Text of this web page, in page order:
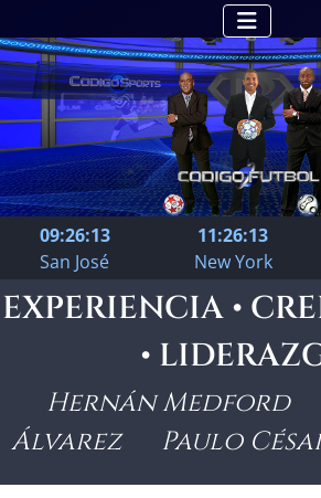
09:26:14
San José
11:26:14
New York
EXPERIENCIA •
•
Hernán
Álvarez Paulo